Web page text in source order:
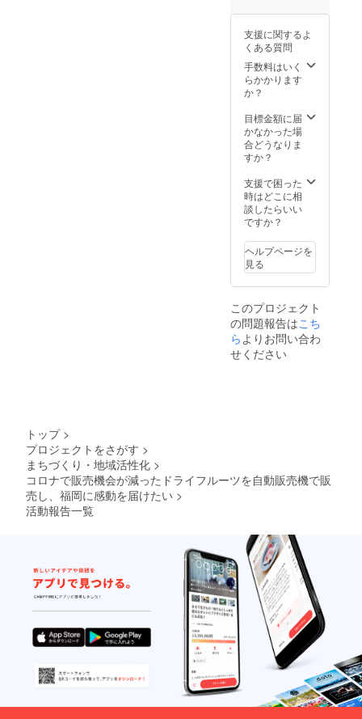
料
【デー
ツグラ
ノーラ
（プ
レーン
・オー
ガニッ
クオー
産）／
デーツ
／デー
ツシ
／米油
じく／
パイ
ン／
バナナ
／りん
ご／
レーズ
含む）
（プ
レーン
ナッ
ツ）】
・オー
ガニッ
クオー
ツ麦
（米国
産）／
デーツ
／デー
ツシ
ロップ
上乗せ
で支援
する形
にて、
追加送
料のお
いいた
しま
す。 ・
500円
・離
島
＋500円
縄
＋300円
対象の
方でこ
「追加
送料」
をお支
払いい
があり
ルー
ツ
オーガ
ニック
フルー
ツを手
し、 こ
だわり
の製法
した。
食べた
ことの
ない半
感！ 砂
糖も漂
白剤も
着色料
用。 お
子さま
からご
年配の
方ま
まオヤ
して
ヨーグ
ルトや
シリア
ルと一
緒に、
ダイ
エット
中、妊
婦さ
ん、産
後のマ
マさん
にもオ
手紙 ・
パック
にてお
届けし
ます ■
フレッ
ライフ
ルー
ツ
オーガ
フルー
ツを
100g入
りの小
まし
た。 ３
袋が3ヵ
月間届
で、体
に優し
いおや
つを摂
り続け
ススメ
です！
ツを手
摘みで
収穫
し、 こ
だわり
の製法
で乾燥
させま
した。
食べた
ことの
ない半
生食
感！ 砂
支援に関するよ
くある質問
手数料はいく
らかかります
か？
目標金額に届
かなかった場
合どうなりま
すか？
支援で困った
時はどこに相
談したらいい
ですか？
ヘルプページを
見る
このプロジェクト
の問題報告はこち
ら よりお問い合わ
せください
トップ >
プロジェクトをさがす >
まちづくり・地域活性化 >
コロナで販売機会が減ったドライフルーツを自動販売機で販
売し、福岡に感動を届けたい >
活動報告一覧